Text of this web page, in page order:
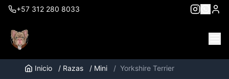
+57 312 280 8033
Inicio / Razas / Mini / Yorkshire Terrier